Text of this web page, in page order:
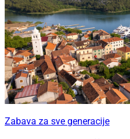
Zabava za sve generacije